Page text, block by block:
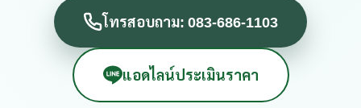
โทรสอบถาม: 083-686-1103
แอดไลน์ประเมินราคา